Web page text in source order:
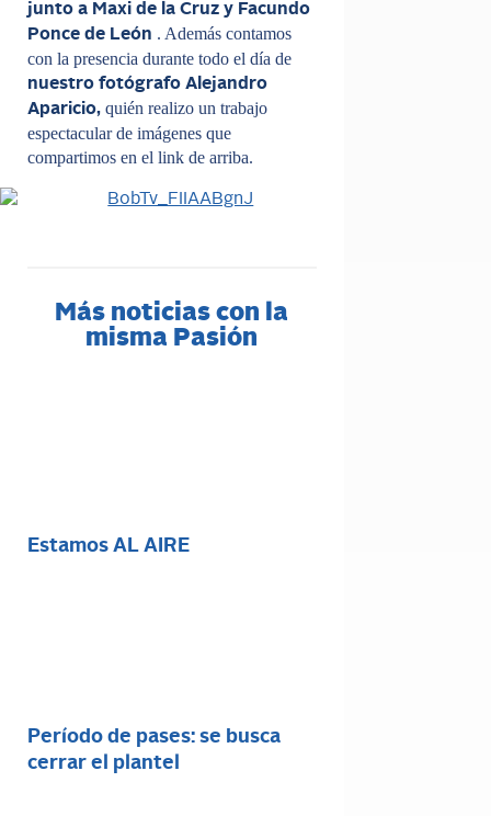
junto a Maxi de la Cruz y Facundo
Ponce de León . Además contamos
con la presencia durante todo el día de
nuestro fotógrafo Alejandro
Aparicio, quién realizo un trabajo
espectacular de imágenes que
compartimos en el link de arriba.
Más noticias con la
misma Pasión
Estamos AL AIRE
Período de pases: se busca
cerrar el plantel